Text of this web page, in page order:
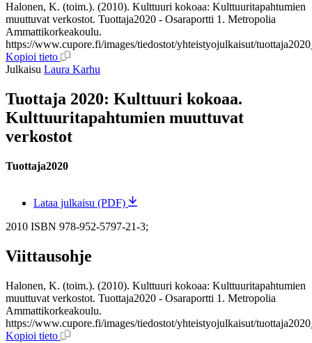
Halonen, K. (toim.). (2010). Kulttuuri kokoaa: Kulttuuritapahtumien
muuttuvat verkostot. Tuottaja2020 - Osaraportti 1. Metropolia
Ammattikorkeakoulu.
https://www.cupore.fi/images/tiedostot/yhteistyojulkaisut/
Kopioi tieto
Julkaisu Laura Karhu
Tuottaja 2020: Kulttuuri kokoaa.
Kulttuuritapahtumien muuttuvat
verkostot
Tuottaja2020
Lataa julkaisu (PDF)
2010 ISBN 978-952-5797-21-3;
Viittausohje
Halonen, K. (toim.). (2010). Kulttuuri kokoaa: Kulttuuritapahtumien
muuttuvat verkostot. Tuottaja2020 - Osaraportti 1. Metropolia
Ammattikorkeakoulu.
https://www.cupore.fi/images/tiedostot/yhteistyojulkaisut/
Kopioi tieto